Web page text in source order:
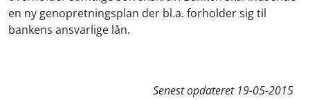
en ny genopretningsplan der bl.a. forholder sig til
bankens ansvarlige lån.
Senest opdateret 19-05-2015